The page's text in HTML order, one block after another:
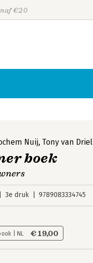
€20
Nuij, Tony van Driel
boek
3e druk 9789083334745
| NL € 19,00